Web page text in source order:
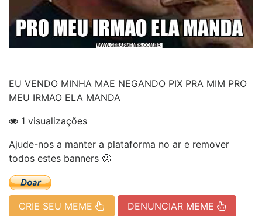
EU VENDO MINHA MAE NEGANDO PIX PRA MIM PRO
MEU IRMAO ELA MANDA
1 visualizações
Ajude-nos a manter a plataforma no ar e remover
todos estes banners 🥺
CRIE SEU MEME DENUNCIAR MEME